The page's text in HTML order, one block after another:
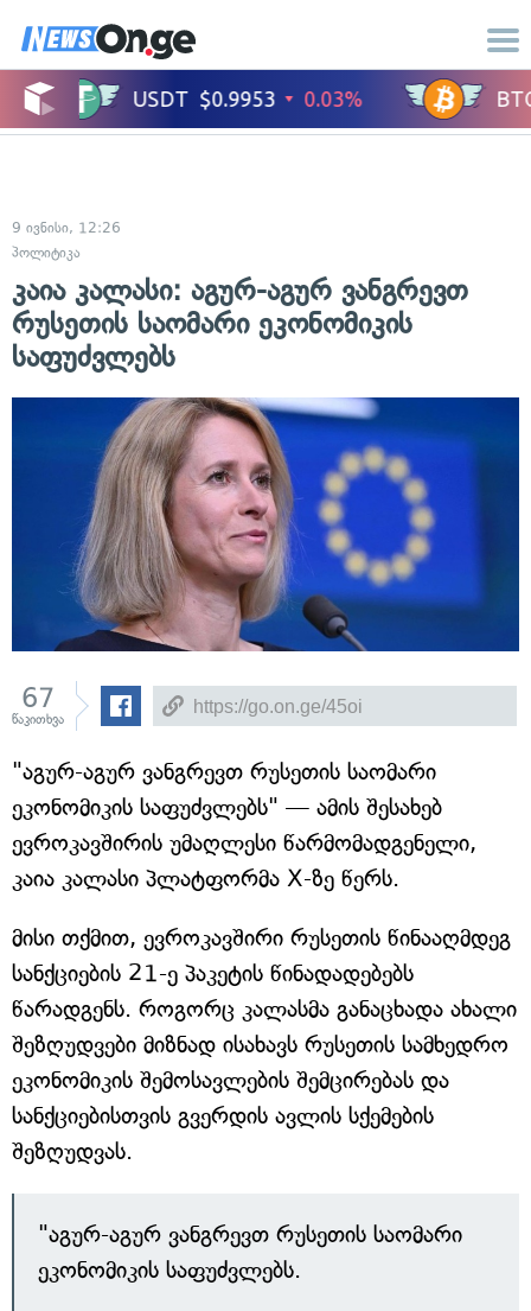
9 ივნისი, 12:26
პოლიტიკა
კაია კალასი: აგურ-აგურ ვანგრევთ
რუსეთის საომარი ეკონომიკის
საფუძვლებს
67
წაკითხვა
"აგურ-აგურ ვანგრევთ რუსეთის საომარი
ეკონომიკის საფუძვლებს" — ამის შესახებ
ევროკავშირის უმაღლესი წარმომადგენელი,
კაია კალასი პლატფორმა X-ზე წერს.
მისი თქმით, ევროკავშირი რუსეთის წინააღმდეგ
სანქციების 21-ე პაკეტის წინადადებებს
წარადგენს. როგორც კალასმა განაცხადა ახალი
შეზღუდვები მიზნად ისახავს რუსეთის სამხედრო
ეკონომიკის შემოსავლების შემცირებას და
სანქციებისთვის გვერდის ავლის სქემების
შეზღუდვას.
"აგურ-აგურ ვანგრევთ რუსეთის საომარი
ეკონომიკის საფუძვლებს.